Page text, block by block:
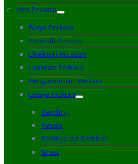
Info Perkara
Biaya Perkara
Statistik Perkara
Direktori Putusan
Laporan Perkara
Pengumuman Perkara
Upaya Hukum
Banding
Kasasi
Peninjauan Kembali
Grasi